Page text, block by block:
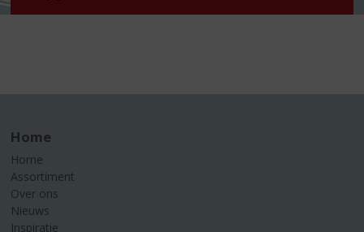
Home
Home
Assortiment
Over ons
Nieuws
Inspiratie